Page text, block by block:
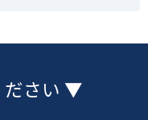
ださい ▼